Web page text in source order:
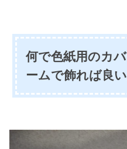
何で色紙用のカ
ームで飾れば良